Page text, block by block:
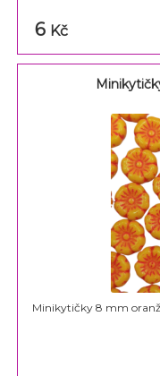
6 Kč
Minikytičky 8 mm